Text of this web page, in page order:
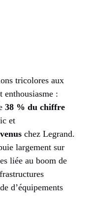
tricolores aux
enthousiasme :
38 % du chiffre
et
chez Legrand.
largement sur
liée au boom de
d’équipements